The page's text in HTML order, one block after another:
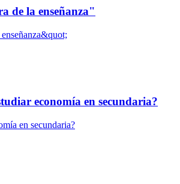
de la enseñanza"
economía en secundaria?